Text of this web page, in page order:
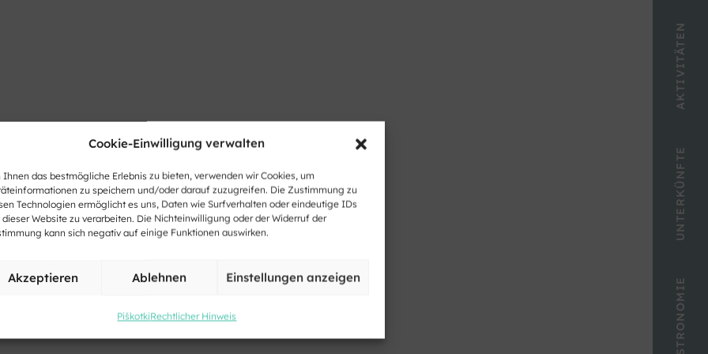
Cookie-Einwilligung verwalten
Ihnen das bestmögliche Erlebnis zu bieten, verwenden wir Cookies, um
zu speichern und/oder darauf zuzugreifen. Die Zustimmung zu
Technologien ermöglicht es uns, Daten wie Surfverhalten oder eindeutige IDs
Website zu verarbeiten. Die Nichteinwilligung oder der Widerruf der
kann sich negativ auf einige Funktionen auswirken.
Akzeptieren Ablehnen Einstellungen anzeigen
PiškotkiRechtlicher Hinweis GASTRONOMIE
UNTERKÜNFTE
AKTIVITÄTEN